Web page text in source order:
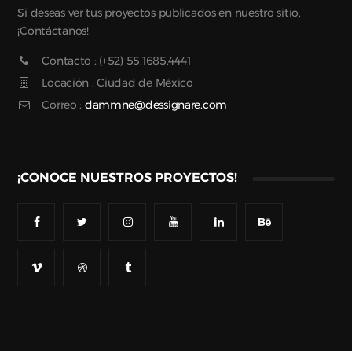
Si deseas ver tus proyectos publicados en nuestro sitio,
¡Contáctanos!
Contacto : (+52) 55.1685.4441
Locación : Ciudad de México
Correo : dammne@dessignare.com
¡CONOCE NUESTROS PROYECTOS!